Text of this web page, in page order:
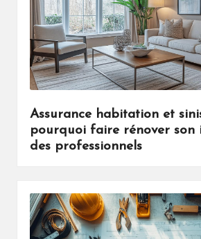
Assurance habitation et
pourquoi faire rénover son
des professionnels